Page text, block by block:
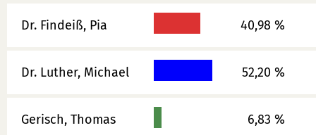
Dr. Findeiß, Pia 40,98 %
Dr. Luther, Michael 52,20 %
Gerisch, Thomas 6,83 %